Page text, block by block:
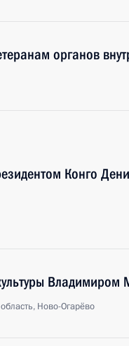
органов
Конго
Владимиром
Ново-Огарёво